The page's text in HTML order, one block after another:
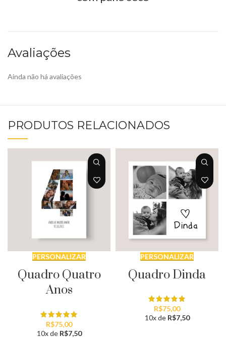
Avaliações
Ainda não há avaliações
PRODUTOS RELACIONADOS
PERSONALIZAR
Quadro Quatro
Anos
R$75,00
10x de R$7,50
PERSONALIZAR
Quadro Dinda
R$75,00
10x de R$7,50